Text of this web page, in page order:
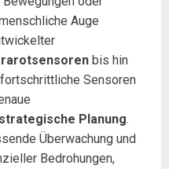
Auge
bis hin
Sensoren
strategische Planung.
Überwachung und
Bedrohungen,